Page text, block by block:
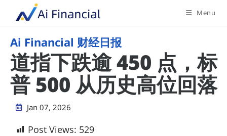
Menu
Ai Financial 财经日报
道指下跌逾 450 点，标
普 500 从历史高位回落
Jan 07, 2026
Post Views: 529